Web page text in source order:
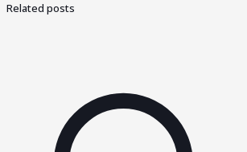
Related posts